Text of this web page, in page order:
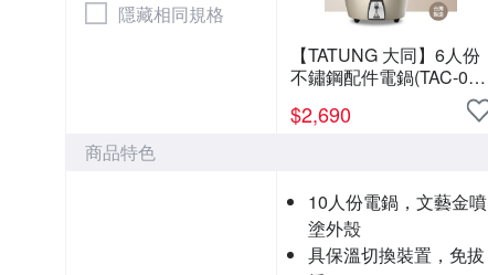
隱藏相同規格
【TATUNG 大同】6人份
不鏽鋼配件電鍋(TAC-06L-
$2,690
商品特色
10人份電鍋，文藝金噴
塗外殼
具保溫切換裝置，免拔